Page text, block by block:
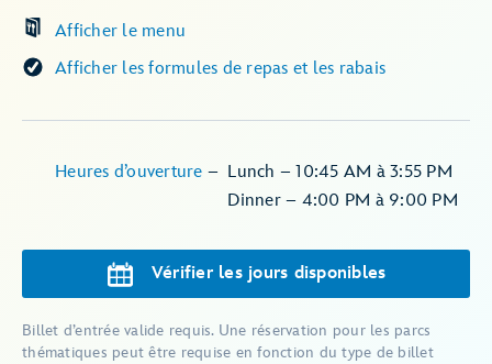
Afficher le menu
Afficher les formules de repas et les rabais
Heures d’ouverture – Lunch – 10:45 AM à 3:55 PM
Dinner – 4:00 PM à 9:00 PM
Vérifier les jours disponibles
Billet d’entrée valide requis. Une réservation pour les parcs
thématiques peut être requise en fonction du type de billet